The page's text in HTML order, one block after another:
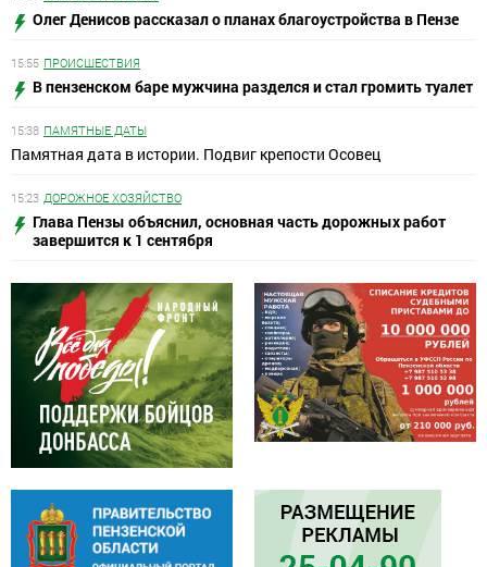
Олег Денисов рассказал о планах благоустройства в Пензе
15:55 ПРОИСШЕСТВИЯ
В пензенском баре мужчина разделся и стал громить туалет
15:38 ПАМЯТНЫЕ ДАТЫ
Памятная дата в истории. Подвиг крепости Осовец
15:23 ДОРОЖНОЕ ХОЗЯЙСТВО
Глава Пензы объяснил, основная часть дорожных работ
завершится к 1 сентября